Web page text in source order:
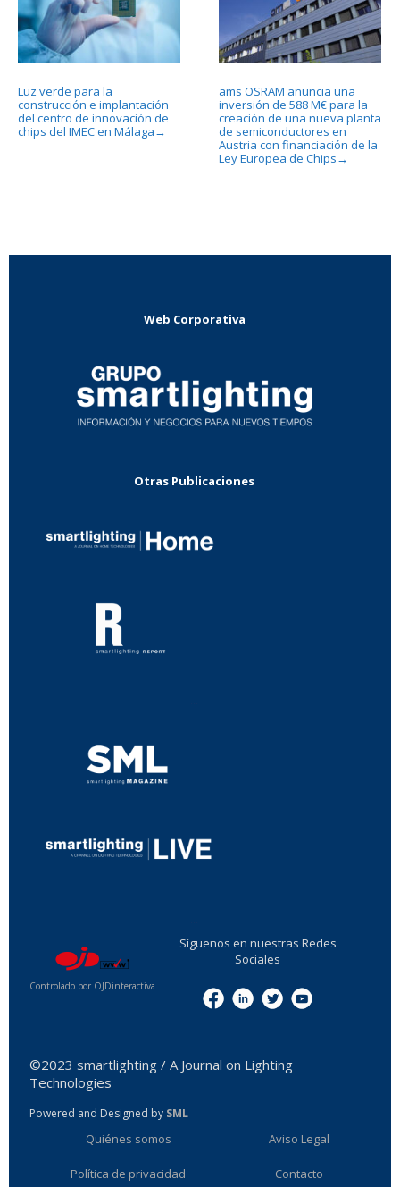
Luz verde para la
construcción e implantación
del centro de innovación de
chips del IMEC en Málaga →
ams OSRAM anuncia una
inversión de 588 M€ para la
creación de una nueva planta
de semiconductores en
Austria con financiación de la
Ley Europea de Chips →
Web Corporativa
Otras Publicaciones
Controlado por OJDinteractiva
Síguenos en nuestras Redes
Sociales
©2023 smartlighting / A Journal on Lighting
Technologies
Powered and Designed by SML
Quiénes somos Aviso Legal
Política de privacidad Contacto